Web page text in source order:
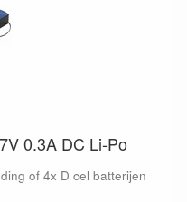
0.3A DC Li-Po
of 4x D cel batterijen